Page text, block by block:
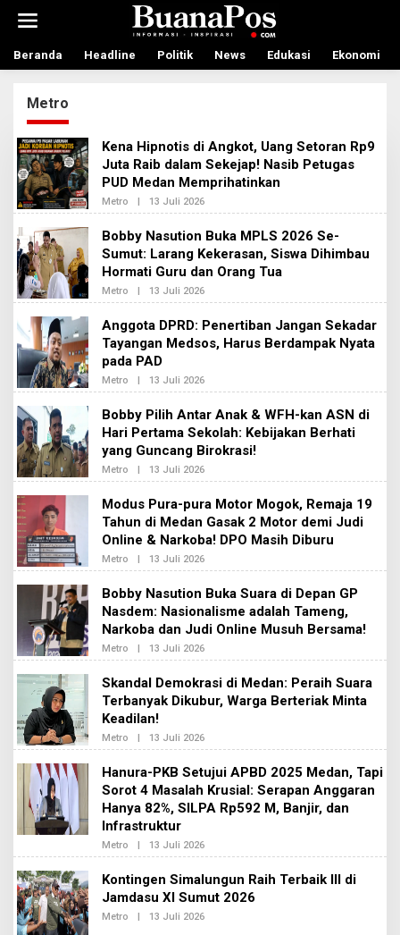
t
Beranda Headline Politik News Edukasi Ekonomi
Metro
Kena Hipnotis di Angkot, Uang Setoran Rp9
Juta Raib dalam Sekejap! Nasib Petugas
PUD Medan Memprihatinkan
Metro | 13 Juli 2026
L
H
R
D
K
I
2
Bobby Nasution Buka MPLS 2026 Se-
Sumut: Larang Kekerasan, Siswa Dihimbau
Hormati Guru dan Orang Tua
Metro | 13 Juli 2026
L
H
R
K
I
2
Anggota DPRD: Penertiban Jangan Sekadar
Tayangan Medsos, Harus Berdampak Nyata
pada PAD
Metro | 13 Juli 2026
L
H
R
E
D
K
I
2
Bobby Pilih Antar Anak & WFH-kan ASN di
Hari Pertama Sekolah: Kebijakan Berhati
yang Guncang Birokrasi!
Metro | 13 Juli 2026
L
H
R
D
K
2
Modus Pura-pura Motor Mogok, Remaja 19
Tahun di Medan Gasak 2 Motor demi Judi
Online & Narkoba! DPO Masih Diburu
Metro | 13 Juli 2026
L
H
R
E
D
K
I
2
Bobby Nasution Buka Suara di Depan GP
Nasdem: Nasionalisme adalah Tameng,
Narkoba dan Judi Online Musuh Bersama!
Metro | 13 Juli 2026
L
H
R
K
I
2
Skandal Demokrasi di Medan: Peraih Suara
Terbanyak Dikubur, Warga Berteriak Minta
Keadilan!
Metro | 13 Juli 2026
L
H
R
E
D
2
Hanura-PKB Setujui APBD 2025 Medan, Tapi
Sorot 4 Masalah Krusial: Serapan Anggaran
Hanya 82%, SILPA Rp592 M, Banjir, dan
Infrastruktur
Metro | 13 Juli 2026
L
H
R
Kontingen Simalungun Raih Terbaik III di
Jamdasu XI Sumut 2026
Metro | 13 Juli 2026